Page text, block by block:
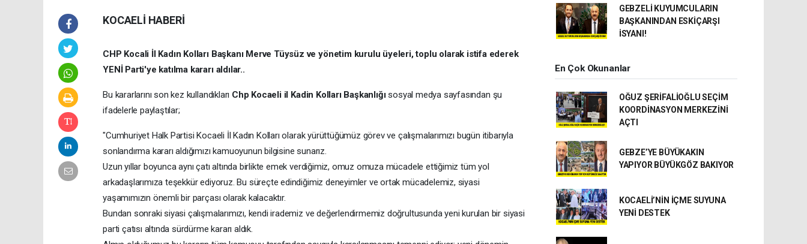
KOCAELİ HABERİ
CHP Kocali İl Kadın Kolları Başkanı Merve Tüysüz ve yönetim kurulu üyeleri, toplu olarak istifa ederek
YENİ Parti'ye katılma kararı aldılar..
Bu kararlarını son kez kullandıkları Chp Kocaeli il Kadin Kolları Başkanlığısosyal medya sayfasından şu
ifadelerle paylaştılar;
"Cumhuriyet Halk Partisi Kocaeli İl Kadın Kolları olarak yürüttüğümüz görev ve çalışmalarımızı bugün itibarıyla
sonlandırma kararı aldığımızı kamuoyunun bilgisine sunarız.
Uzun yıllar boyunca aynı çatı altında birlikte emek verdiğimiz, omuz omuza mücadele ettiğimiz tüm yol
arkadaşlarımıza teşekkür ediyoruz. Bu süreçte edindiğimiz deneyimler ve ortak mücadelemiz, siyasi
yaşamımızın önemli bir parçası olarak kalacaktır.
Bundan sonraki siyasi çalışmalarımızı, kendi irademiz ve değerlendirmemiz doğrultusunda yeni kurulan bir siyasi
parti çatısı altında sürdürme kararı aldık.
GEBZELİ KUYUMCULARIN
BAŞKANINDAN ESKİÇARŞI
İSYANI!
En Çok Okunanlar
OĞUZ ŞERİFALİOĞLU SEÇİM
KOORDİNASYON MERKEZİNİ
AÇTI
GEBZE’YE BÜYÜKAKIN
YAPIYOR BÜYÜKGÖZ BAKIYOR
KOCAELİ’NİN İÇME SUYUNA
YENİ DESTEK